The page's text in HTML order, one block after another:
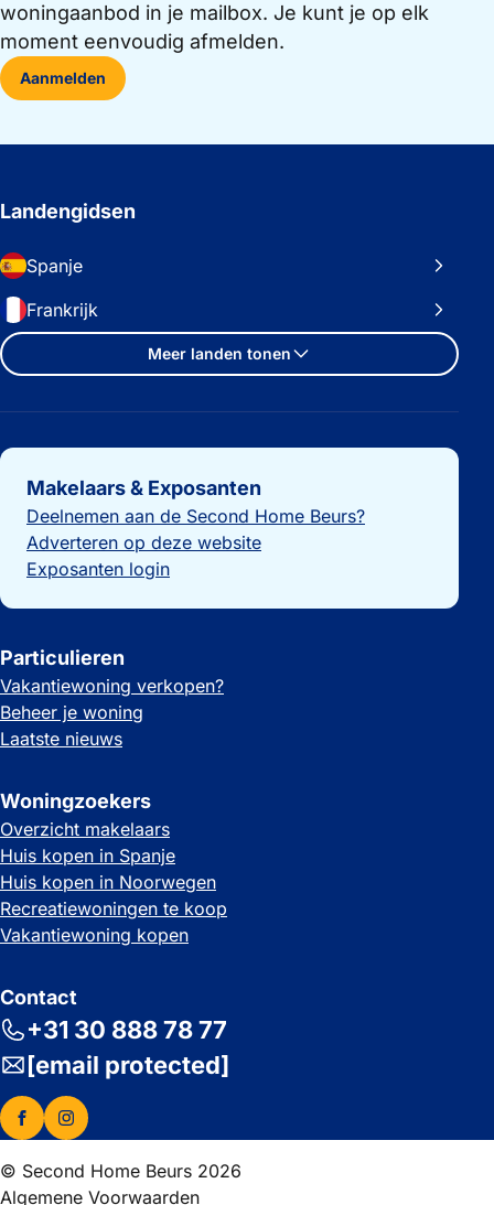
woningaanbod in je mailbox. Je kunt je op elk
moment eenvoudig afmelden.
Aanmelden
Landengidsen
Spanje
Frankrijk
Meer landen tonen
Belangrijke links
Makelaars & Exposanten
Deelnemen aan de Second Home Beurs?
Adverteren op deze website
Exposanten login
Particulieren
Vakantiewoning verkopen?
Beheer je woning
Laatste nieuws
Woningzoekers
Overzicht makelaars
Huis kopen in Spanje
Huis kopen in Noorwegen
Recreatiewoningen te koop
Vakantiewoning kopen
Contact
+31 30 888 78 77
[email protected]
© Second Home Beurs 2026
Algemene Voorwaarden